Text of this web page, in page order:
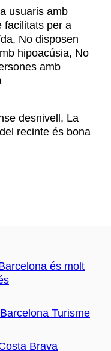
usuaris amb
facilitats per a
No disposen
hipoacúsia, No
amb
desnivell, La
recinte és bona